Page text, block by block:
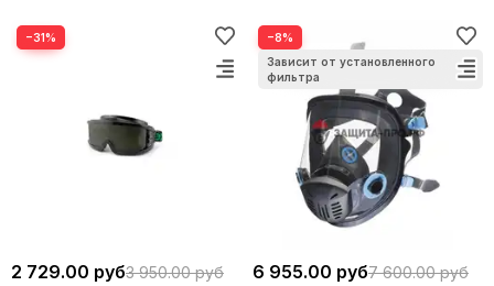
−31%
2 729.00 руб3 950.00 руб
−8%
6 955.00 руб7 600.00 руб